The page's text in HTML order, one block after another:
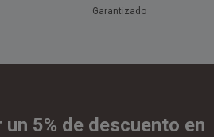
Garantizado
5% de descuento en